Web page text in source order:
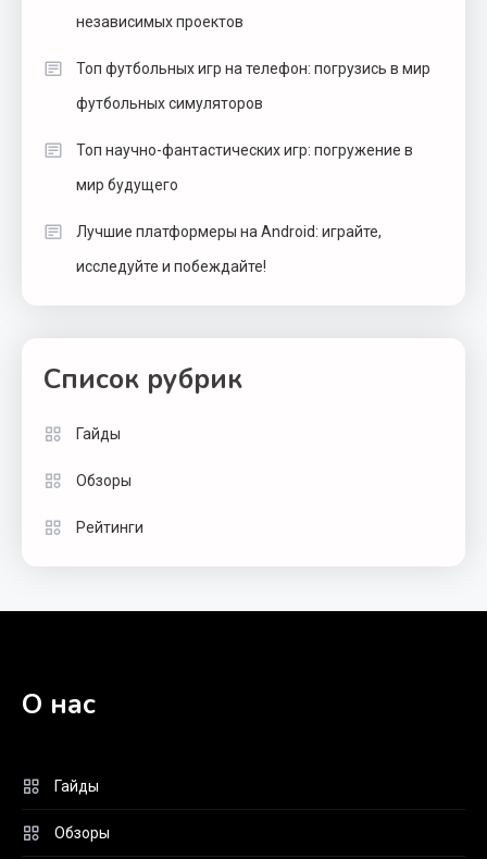
независимых проектов
Топ футбольных игр на телефон: погрузись в мир
футбольных симуляторов
Топ научно-фантастических игр: погружение в
мир будущего
Лучшие платформеры на Android: играйте,
исследуйте и побеждайте!
Список рубрик
Гайды
Обзоры
Рейтинги
О нас
Гайды
Обзоры